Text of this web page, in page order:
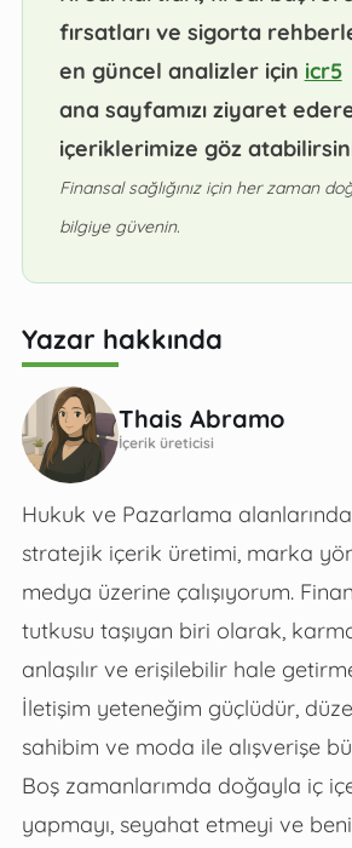
fırsatları ve sigorta
en güncel analizler için icr5
ana sayfamızı ziyaret
içeriklerimize göz
Finansal sağlığınız için her zaman
bilgiye güvenin.
Yazar hakkında
Thais Abramo
İçerik üreticisi
Hukuk ve Pazarlama
stratejik içerik üretimi, marka
medya üzerine çalışıyorum.
tutkusu taşıyan biri olarak,
anlaşılır ve erişilebilir hale
İletişim yeteneğim güçlüdür,
sahibim ve moda ile alışverişe
Boş zamanlarımda doğayla iç
yapmayı, seyahat etmeyi ve